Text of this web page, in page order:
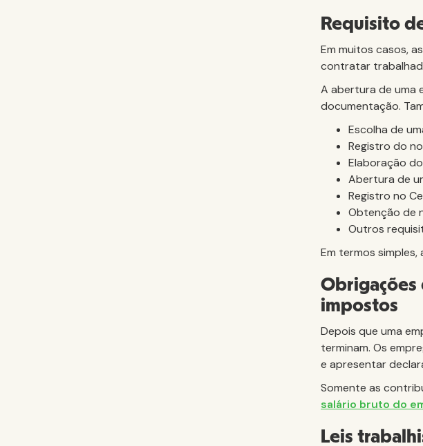
Requisito
Em muitos casos,
contratar
A abertura de uma
documentação.
Escolha de
Registro do
Elaboração
Abertura de
Registro no
Obtenção de
Outros
Em termos
Obrigações
impostos
Depois que uma
terminam. Os
e apresentar
Somente as
salário bruto do
Leis